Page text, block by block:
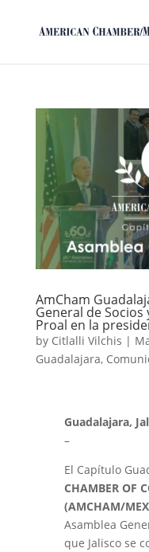
AmCham
General de
Proal en la
by Citlalli Vilchis |
Guadalajara,
Guadalajara,
–
El Capítulo
CHAMBER OF
(AMCHAM/
Asamblea
que Jalisco se